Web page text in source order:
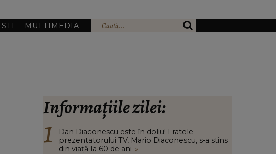
MULTIMEDIA
Informațiile zilei:
Dan Diaconescu este în doliu! Fratele
prezentatorului TV, Mario Diaconescu, s-a stins
din viață la 60 de ani »